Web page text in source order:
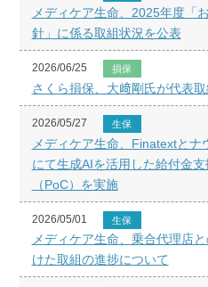
メディケア生命、2025年度「
針」に係る取組状況を公表
2026/06/25 損保
さくら損保、大﨑剛氏が代表
2026/05/27 生保
メディケア生命、Finatextと
にて生成AIを活用した給付金
（PoC）を実施
2026/05/01 生保
メディケア生命、乗合代理店
けた取組の進捗について